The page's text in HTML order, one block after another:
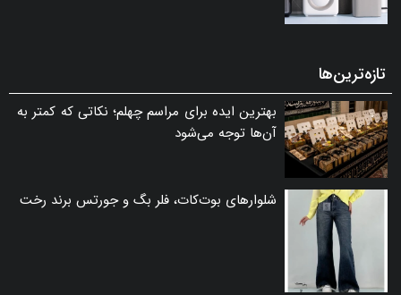
تازه‌ترین‌ها
بهترین ایده برای مراسم چهلم؛ نکاتی که کمتر به
آن‌ها توجه می‌شود
شلوارهای بوت‌کات، فلر بگ و جورتس برند رخت